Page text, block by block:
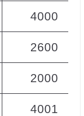
4000
2600
2000
4001